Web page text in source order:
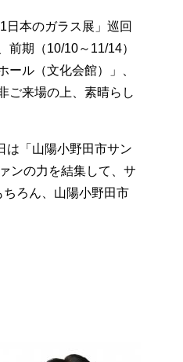
本のガラス展」巡回
期（10/10～11/14）
ル（文化会館）」、
ご来場の上、素晴らし
は「山陽小野田市サン
ンの力を結集して、サ
ろん、山陽小野田市